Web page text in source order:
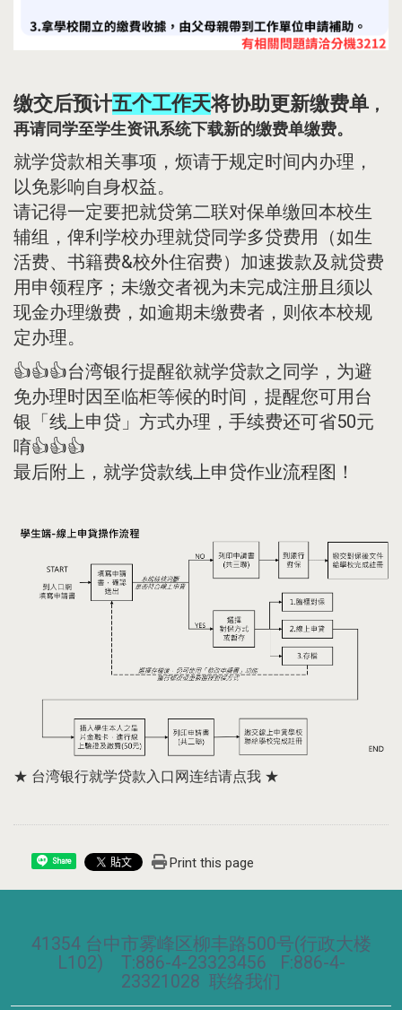
缴交后预计五个工作天将协助更新缴费单 ，
再请同学至学生资讯系统下载新的缴费单缴费。
就学贷款相关事项，烦请于规定时间内办理，
以免影响自身权益。
请记得一定要把就贷第二联对保单缴回本校生
辅组，俾利学校办理就贷同学多贷费用（如生
活费、书籍费&校外住宿费）加速拨款及就贷费
用申领程序；未缴交者视为未完成注册且须以
现金办理缴费，如逾期未缴费者，则依本校规
定办理。
👍👍👍台湾银行提醒欲就学贷款之同学，为避
免办理时因至临柜等候的时间，提醒您可用台
银「线上申贷」方式办理，手续费还可省50元
唷👍👍👍
最后附上，就学贷款线上申贷作业流程图！
★ 台湾银行就学贷款入口网连结请点我 ★
Share Print this page
41354 台中市雾峰区柳丰路500号(行政大楼
L102) T:886-4-23323456 F:886-4-
23321028 联络我们